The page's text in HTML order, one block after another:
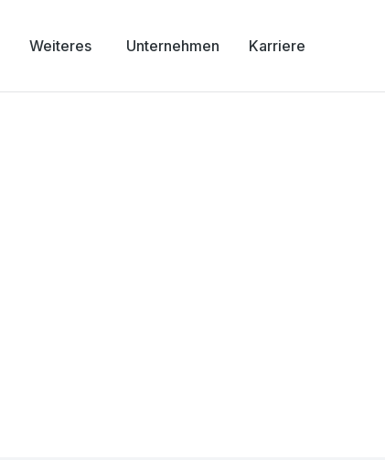
Weiteres Unternehmen Karriere